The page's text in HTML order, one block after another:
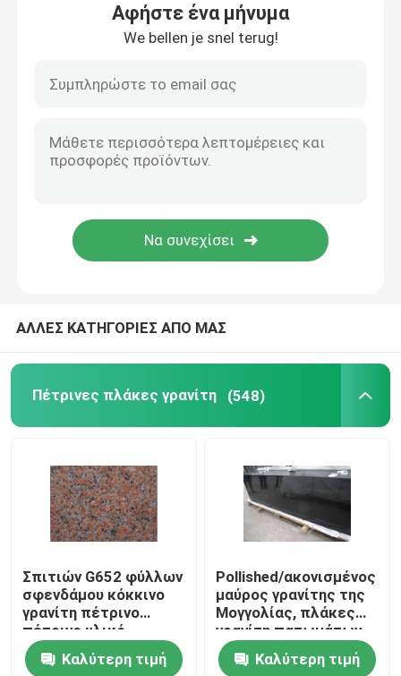
άσπρη μαρμάρινη πέτρα
Μπεζ μαρμάρινη πλάκα
ξύλινο μάρμαρο φλεβών
τεχνητή χαλαζίας πέτρα
φυσικά countertops πετρών
μενταγιόν προβολών ύδατος
κεραμίδια μωσαϊκών γυαλιού
φυσικές στήλες πετρών
Αφήστε ένα μήνυμα
We bellen je snel terug!
ΑΛΛΕΣ ΚΑΤΗΓΟΡΙΕΣ ΑΠΟ ΜΑΣ
Πέτρινες πλάκες γρανίτη (548)
Σπιτιών G652 φύλλων
σφενδάμου κόκκινο
γρανίτη πέτρινο
πέτρινο υλικό
ακτινοβολίας πλακών
χαμηλόΚαλύτερη τιμή
Pollished/ακονισμένος
μαύρος γρανίτης της
Μογγολίας, πλάκες
γρανίτη πατωμάτων
και ντεκόρ
Καλύτερη τιμή